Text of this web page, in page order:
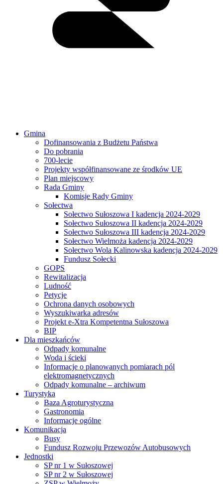
Gmina
Dofinansowania z Budżetu Państwa
Do pobrania
700-lecie
Projekty współfinansowane ze środków UE
Plan miejscowy
Rada Gminy
Komisje Rady Gminy
Sołectwa
Sołectwo Sułoszowa I kadencja 2024-2029
Sołectwo Sułoszowa II kadencja 2024-2029
Sołectwo Sułoszowa III kadencja 2024-2029
Sołectwo Wielmoża kadencja 2024-2029
Sołectwo Wola Kalinowska kadencja 2024-2029
Fundusz Sołecki
GOPS
Rewitalizacja
Ludność
Petycje
Ochrona danych osobowych
Wyszukiwarka adresów
Projekt e-Xtra Kompetentna Sułoszowa
BIP
Dla mieszkańców
Odpady komunalne
Woda i ścieki
Informacje o planowanych pomiarach pól
elektromagnetycznych
Odpady komunalne – archiwum
Turystyka
Baza Agroturystyczna
Gastronomia
Informacje ogólne
Komunikacja
Busy
Fundusz Rozwoju Przewozów Autobusowych
Jednostki
SP nr 1 w Sułoszowej
SP nr 2 w Sułoszowej